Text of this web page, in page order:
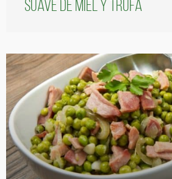
suave de miel y trufa